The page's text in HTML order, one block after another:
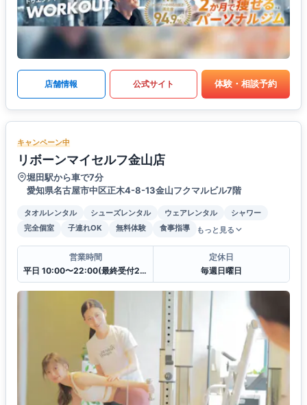
店舗情報 公式サイト 体験・相談予約
キャンペーン中
リボーンマイセルフ金山店
堀田駅から車で7分
愛知県名古屋市中区正木4-8-13金山フクマルビル7階
タオルレンタル シューズレンタル ウェアレンタル
シャワー
完全個室
子連れOK 無料体験 食事指導 もっと見る
営業時間
平日 10:00〜22:00(最終受付21:00)
定休日
毎週日曜日